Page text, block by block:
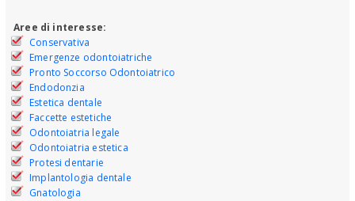
Aree di interesse:
Conservativa
Emergenze odontoiatriche
Pronto Soccorso Odontoiatrico
Endodonzia
Estetica dentale
Faccette estetiche
Odontoiatria legale
Odontoiatria estetica
Protesi dentarie
Implantologia dentale
Gnatologia